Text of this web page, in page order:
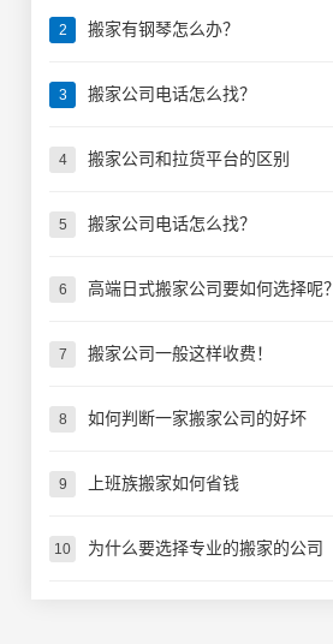
2 搬家有钢琴怎么办？
3 搬家公司电话怎么找？
4 搬家公司和拉货平台的区别
5 搬家公司电话怎么找？
6 高端日式搬家公司要如何选择呢？
7 搬家公司一般这样收费！
8 如何判断一家搬家公司的好坏
9 上班族搬家如何省钱
10 为什么要选择专业的搬家的公司